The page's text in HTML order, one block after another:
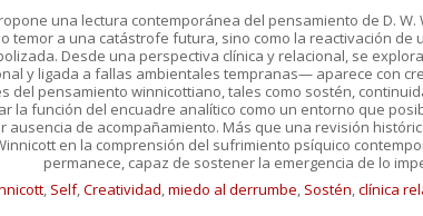
una lectura contemporánea del pensamiento de D.
temor a una catástrofe futura, sino como la reactivación
Desde una perspectiva clínica y relacional, se
y ligada a fallas ambientales tempranas— aparece con
del pensamiento winnicottiano, tales como sostén,
la función del encuadre analítico como un entorno que
ausencia de acompañamiento. Más que una revisión
en la comprensión del sufrimiento psíquico
permanece, capaz de sostener la emergencia de lo
, Self,Creatividad,miedo al derrumbe, Sostén,clínica